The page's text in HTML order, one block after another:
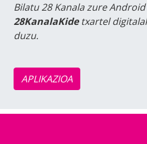
Bilatu 28 Kanala zure
28KanalaKidetxartel
duzu.
APLIKAZIOA